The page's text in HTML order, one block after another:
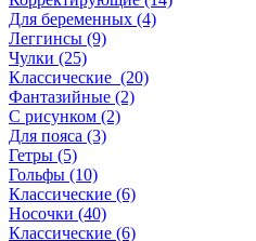
Для беременных (4)
Леггинсы (9)
Чулки (25)
Классические (20)
Фантазийные (2)
С рисунком (2)
Для пояса (3)
Гетры (5)
Гольфы (10)
Классические (6)
Носочки (40)
Классические (6)